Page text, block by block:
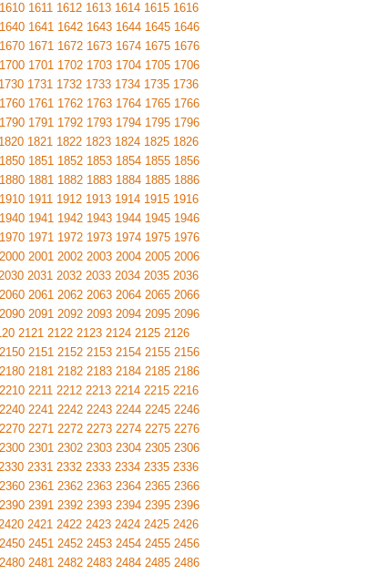
1610 1611 1612 1613 1614 1615 1616
1640 1641 1642 1643 1644 1645 1646
1670 1671 1672 1673 1674 1675 1676
1700 1701 1702 1703 1704 1705 1706
1730 1731 1732 1733 1734 1735 1736
1760 1761 1762 1763 1764 1765 1766
1790 1791 1792 1793 1794 1795 1796
1820 1821 1822 1823 1824 1825 1826
1850 1851 1852 1853 1854 1855 1856
1880 1881 1882 1883 1884 1885 1886
1910 1911 1912 1913 1914 1915 1916
1940 1941 1942 1943 1944 1945 1946
1970 1971 1972 1973 1974 1975 1976
2000 2001 2002 2003 2004 2005 2006
2031 2032 2033 2034 2035 2036
2060 2061 2062 2063 2064 2065 2066
2090 2091 2092 2093 2094 2095 2096
2121 2122 2123 2124 2125 2126
2150 2151 2152 2153 2154 2155 2156
2180 2181 2182 2183 2184 2185 2186
2210 2211 2212 2213 2214 2215 2216
2240 2241 2242 2243 2244 2245 2246
2270 2271 2272 2273 2274 2275 2276
2300 2301 2302 2303 2304 2305 2306
2331 2332 2333 2334 2335 2336
2360 2361 2362 2363 2364 2365 2366
2390 2391 2392 2393 2394 2395 2396
2421 2422 2423 2424 2425 2426
2450 2451 2452 2453 2454 2455 2456
2480 2481 2482 2483 2484 2485 2486